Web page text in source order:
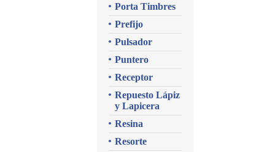
Porta Timbres
Prefijo
Pulsador
Puntero
Receptor
Repuesto Lápiz
y Lapicera
Resina
Resorte